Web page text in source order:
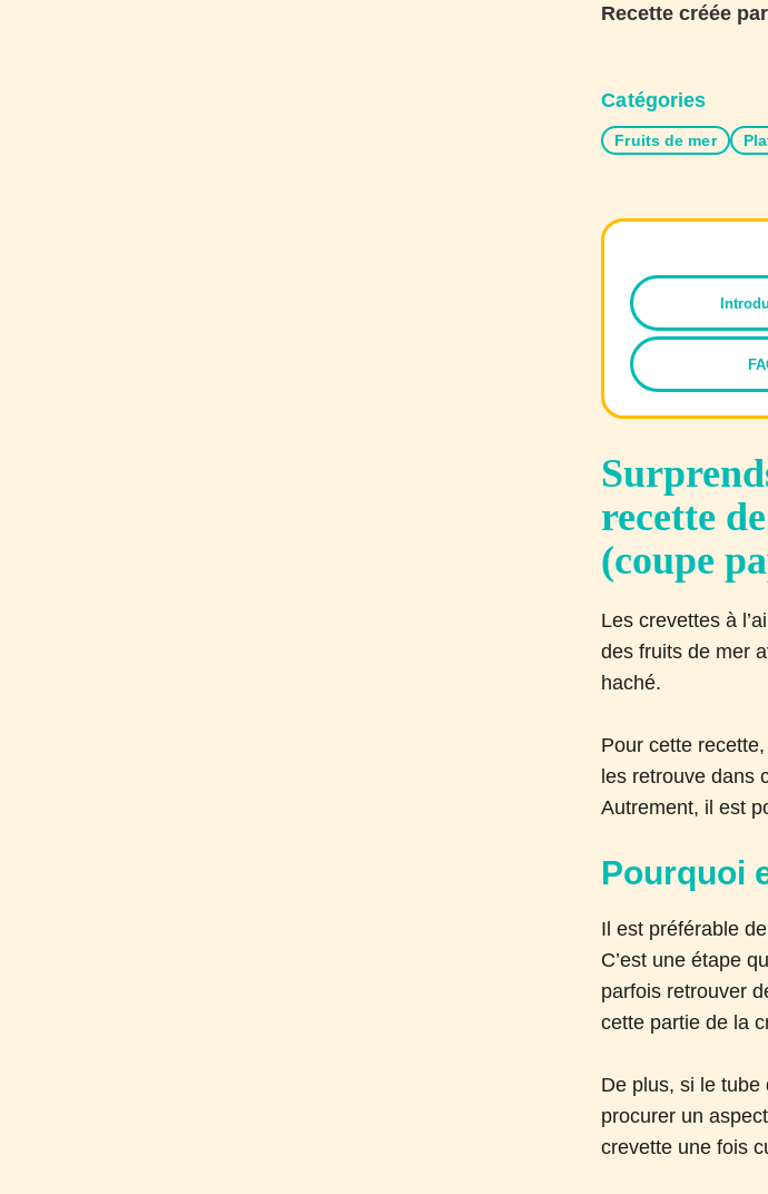
Recette créée
Catégories
Fruits de mer
recette
(coupe
Les crevettes à
des fruits de mer
haché.
Pour cette
les retrouve dans
Autrement, il est
Pourquoi
Il est préférable
C’est une étape
parfois retrouver
cette partie de la
De plus, si le tube
procurer un
crevette une fois